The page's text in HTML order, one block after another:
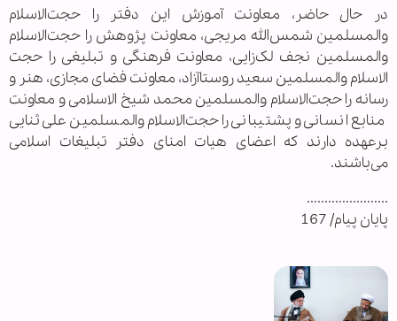
در حال حاضر، معاونت آموزش این دفتر را حجت‌الاسلام
والمسلمین شمس‌الله مریجی، معاونت پژوهش را حجت‌الاسلام
والمسلمین نجف لک‌زایی، معاونت فرهنگی و تبلیغی را حجت
الاسلام والمسلمین سعید روستاآزاد، معاونت فضای مجازی، هنر و
رسانه را حجت‌الاسلام والمسلمین محمد شیخ الاسلامی و معاونت
منابع انسانی و پشتیبانی را حجت‌الاسلام والمسلمین علی ثنایی
برعهده دارند که اعضای هیات امنای دفتر تبلیغات اسلامی
می‌باشند.
.......................
پایان پیام/ 167